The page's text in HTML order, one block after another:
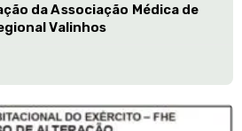
da Associação Médica de
Valinhos